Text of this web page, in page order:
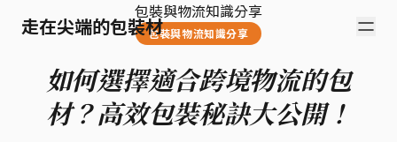
走在尖端的包裝材
包裝與物流知識分享
包裝與物流知識分享
如何選擇適合跨境物流的包
材？高效包裝秘訣大公開！